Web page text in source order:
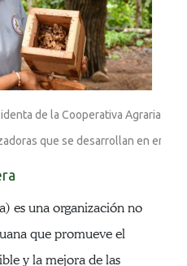
de la Cooperativa Agraria de
que se desarrollan en
es una organización no
que promueve el
y la mejora de las